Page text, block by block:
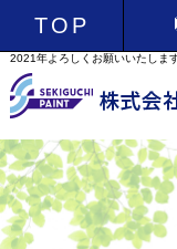
TOP
2021年よろしくお願いいたしま